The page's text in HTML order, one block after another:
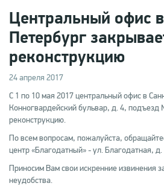
Центральный офис
Петербург
реконструкцию
24 апреля 2017
С 1 по 10 мая 2017 центральный офис в
Конногвардейский бульвар, д. 4, подъезд
реконструкцию.
По всем вопросам, пожалуйста,
центр «Благодатный» - ул. Благодатная, д.
Приносим Вам свои искренние извинения
неудобства.